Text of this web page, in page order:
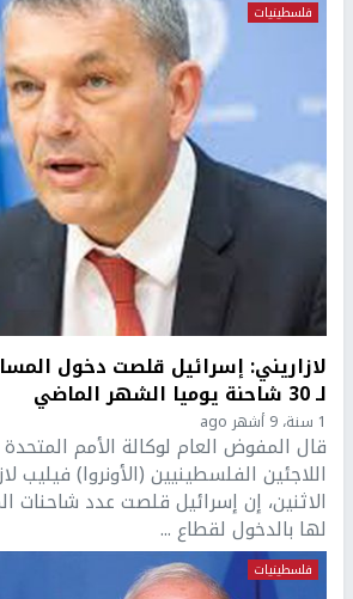
فلسطينيات
لازاريني: إسرائيل قلصت دخول
لـ 30 شاحنة يوميا الشهر الماضي
1 سنة، 9 أشهر ago
قال المفوض العام لوكالة الأمم
اللاجئين الفلسطينيين (الأونروا) فيليب
الاثنين، إن إسرائيل قلصت عدد شاحنات
لها بالدخول لقطاع ...
فلسطينيات